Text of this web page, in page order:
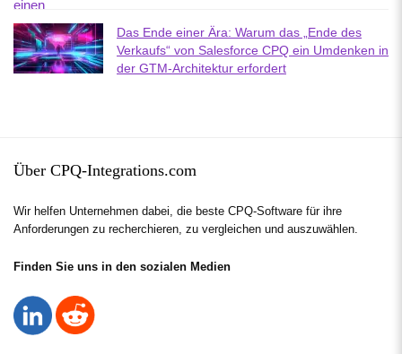
Das Ende einer Ära: Warum das „Ende des
Verkaufs“ von Salesforce CPQ ein Umdenken in
der GTM-Architektur erfordert
Über CPQ-Integrations.com
Wir helfen Unternehmen dabei, die beste CPQ-Software für ihre
Anforderungen zu recherchieren, zu vergleichen und auszuwählen.
Finden Sie uns in den sozialen Medien